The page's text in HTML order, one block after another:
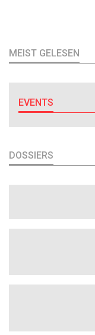
MEIST GELESEN
EVENTS
DOSSIERS